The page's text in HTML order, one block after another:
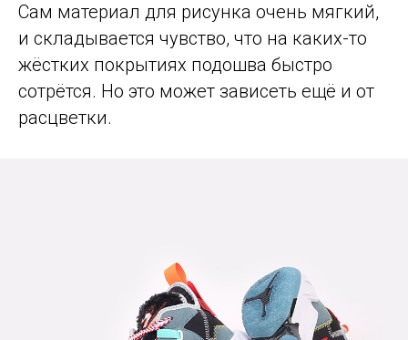
Сам материал для рисунка очень мягкий,
и складывается чувство, что на каких-то
жёстких покрытиях подошва быстро
сотрётся. Но это может зависеть ещё и от
расцветки.